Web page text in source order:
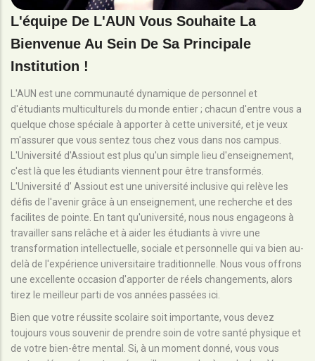
L'équipe De L'AUN Vous Souhaite La
Bienvenue Au Sein De Sa Principale
Institution !
L'AUN est une communauté dynamique de personnel et
d'étudiants multiculturels du monde entier ; chacun d'entre vous a
quelque chose spéciale à apporter à cette université, et je veux
m'assurer que vous sentez tous chez vous dans nos campus.
L'Université d'Assiout est plus qu'un simple lieu d'enseignement,
c'est là que les étudiants viennent pour être transformés.
L'Université d’ Assiout est une université inclusive qui relève les
défis de l'avenir grâce à un enseignement, une recherche et des
facilites de pointe. En tant qu'université, nous nous engageons à
travailler sans relâche et à aider les étudiants à vivre une
transformation intellectuelle, sociale et personnelle qui va bien au-
delà de l'expérience universitaire traditionnelle. Nous vous offrons
une excellente occasion d'apporter de réels changements, alors
tirez le meilleur parti de vos années passées ici.
Bien que votre réussite scolaire soit importante, vous devez
toujours vous souvenir de prendre soin de votre santé physique et
de votre bien-être mental. Si, à un moment donné, vous vous